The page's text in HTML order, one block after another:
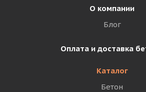
О компании
Блог
Оплата и доставка
Каталог
Бетон